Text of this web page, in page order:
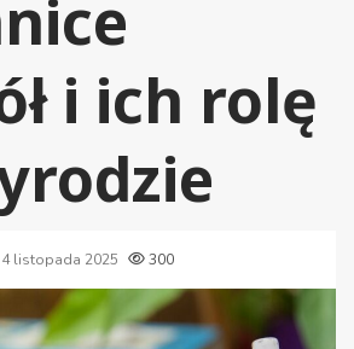
i ich rolę
4 listopada 2025 300